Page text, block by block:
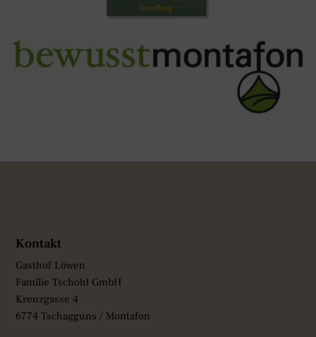
Kontakt
Gasthof Löwen
Familie Tschohl GmbH
Kreuzgasse 4
6774 Tschagguns / Montafon